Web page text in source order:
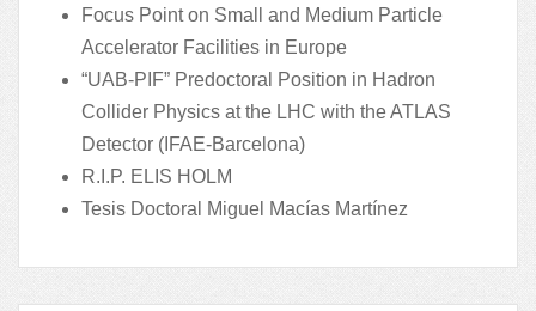
Focus Point on Small and Medium Particle
Accelerator Facilities in Europe
“UAB-PIF” Predoctoral Position in Hadron
Collider Physics at the LHC with the ATLAS
Detector (IFAE-Barcelona)
R.I.P. ELIS HOLM
Tesis Doctoral Miguel Macías Martínez